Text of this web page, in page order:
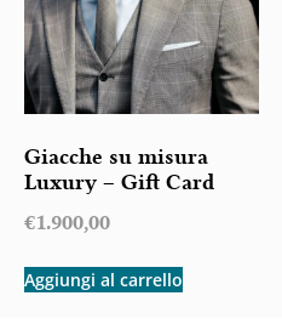
Giacche su misura
Luxury – Gift Card
€1.900,00
Aggiungi al carrello